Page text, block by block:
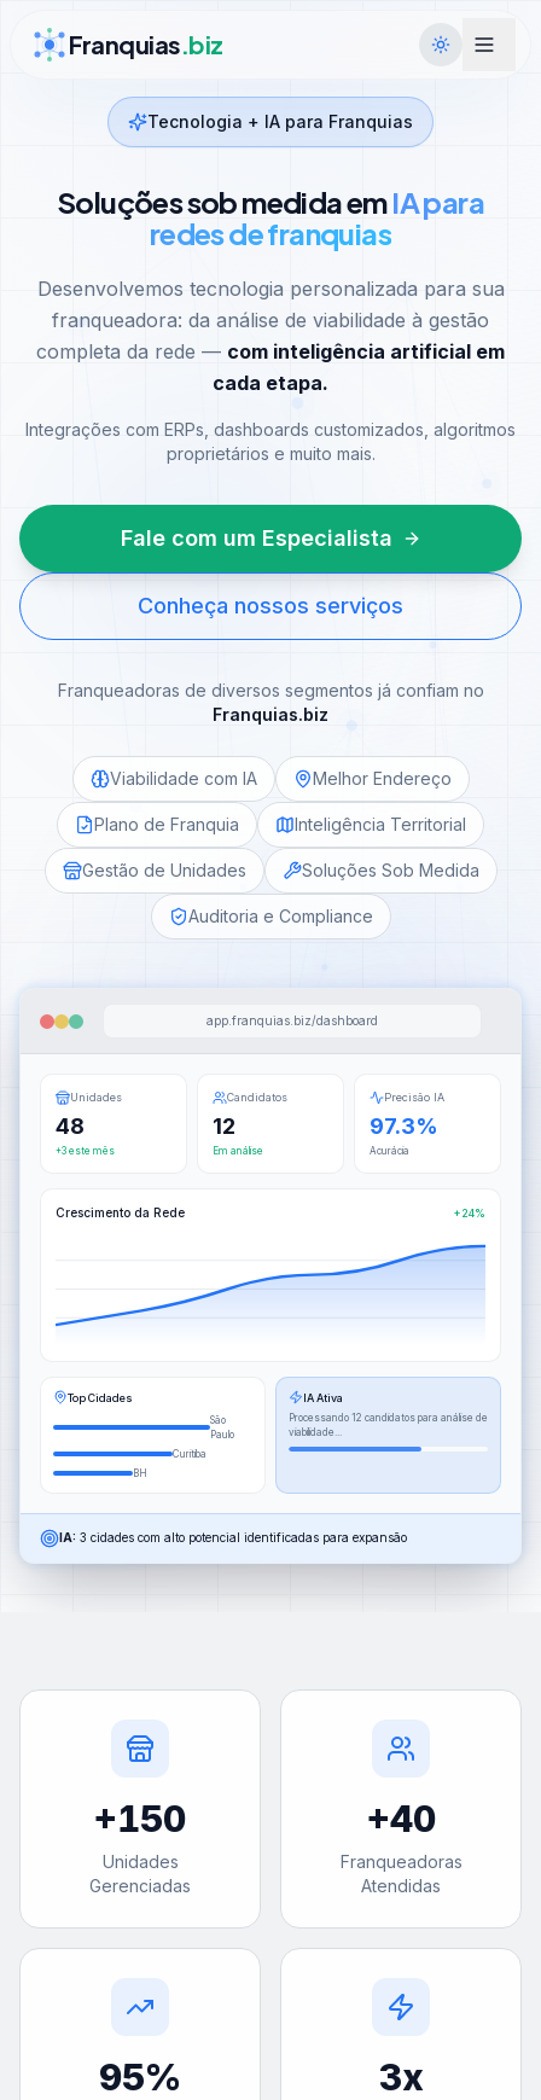
Franquias.biz
Tecnologia + IA para Franquias
Soluções sob medida emIA para
redes de franquias
Desenvolvemos tecnologia personalizada para sua
franqueadora: da análise de viabilidade à gestão
completa da rede — com inteligência artificial em
cada etapa.
Integrações com ERPs, dashboards customizados, algoritmos
proprietários e muito mais.
Fale com um Especialista
Conheça nossos serviços
Franqueadoras de diversos segmentos já confiam no
Franquias.biz
Viabilidade com IA Melhor Endereço
Plano de Franquia Inteligência Territorial
Gestão de Unidades Soluções Sob Medida
Auditoria e Compliance
app.franquias.biz/dashboard
Unidades
48
+3 este mês
Candidatos
12
Em análise
Precisão IA
97.3%
Acurácia
Crescimento da Rede +24%
Top Cidades
São
Paulo
Curitiba
BH
IA Ativa
Processando 12 candidatos para análise de
viabilidade...
IA: 3 cidades com alto potencial identificadas para expansão
+150
Unidades
Gerenciadas
+40
Franqueadoras
Atendidas
95% 3x